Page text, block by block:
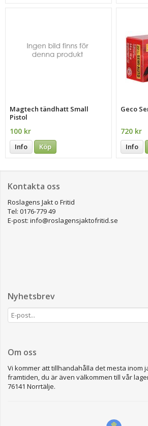
Magtech tändhatt Small
Pistol
100 kr
Info Köp
Geco
720 kr
Info
Kontakta oss
Roslagens Jakt o Fritid
Tel: 0176-779 49
E-post: info@roslagensjaktofritid.se
Nyhetsbrev
Om oss
Vi kommer att tillhandahålla det mesta inom
framtiden, du är även välkommen till vår
76141 Norrtälje.